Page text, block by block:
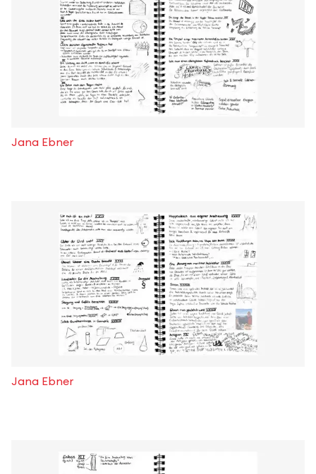
Jana Ebner
Jana Ebner